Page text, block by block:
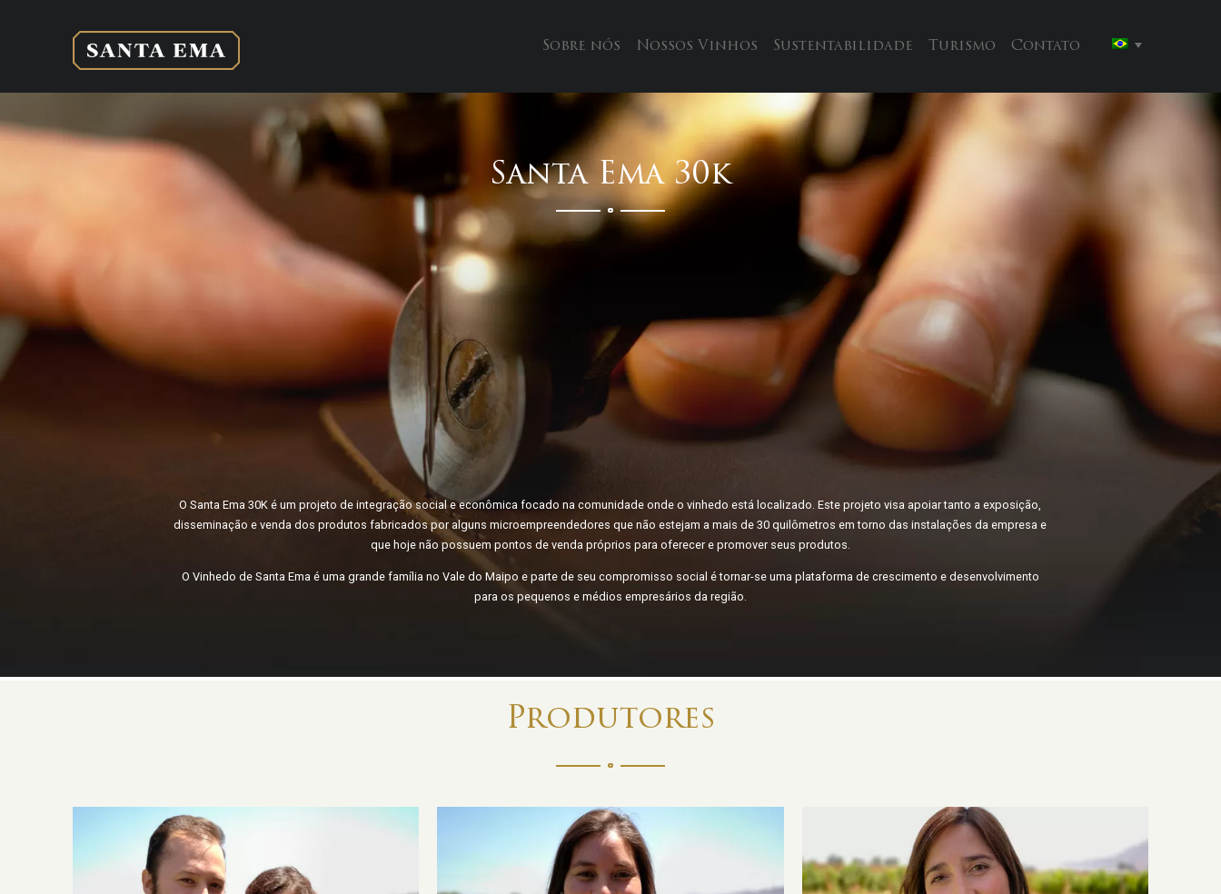
Sobre nós Nossos Vinhos Sustentabilidade Turismo Contato
Santa Ema 30k
O Santa Ema 30K é um projeto de integração social e econômica focado na comunidade onde o vinhedo está localizado. Este projeto visa apoiar tanto a exposição,
disseminação e venda dos produtos fabricados por alguns microempreendedores que não estejam a mais de 30 quilômetros em torno das instalações da empresa e
que hoje não possuem pontos de venda próprios para oferecer e promover seus produtos.
O Vinhedo de Santa Ema é uma grande família no Vale do Maipo e parte de seu compromisso social é tornar-se uma plataforma de crescimento e desenvolvimento
para os pequenos e médios empresários da região.
Produtores